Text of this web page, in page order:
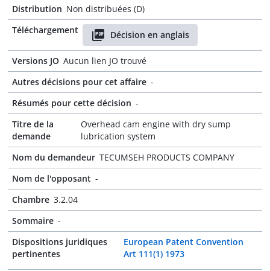
Distribution Non distribuées (D)
Téléchargement
Décision en anglais
Versions JO Aucun lien JO trouvé
Autres décisions pour cet affaire -
Résumés pour cette décision -
Titre de la
demande
Overhead cam engine with dry sump
lubrication system
Nom du demandeur TECUMSEH PRODUCTS COMPANY
Nom de l'opposant -
Chambre 3.2.04
Sommaire -
Dispositions juridiques
pertinentes
European Patent Convention
Art 111(1) 1973